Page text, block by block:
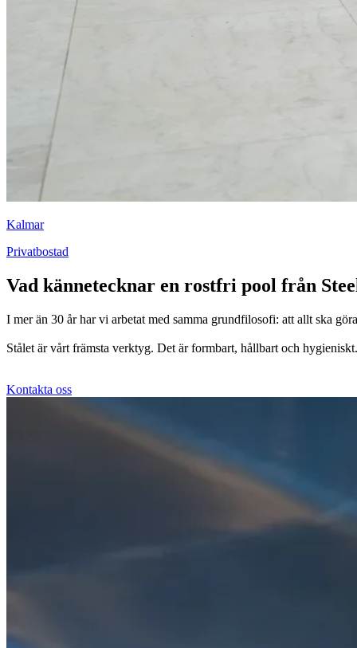
Kalmar
Privatbostad
Vad kännetecknar en rostfri pool från
I mer än 30 år har vi arbetat med samma grundfilosofi: att allt ska
Stålet är vårt främsta verktyg. Det är formbart, hållbart och
Kontakta oss